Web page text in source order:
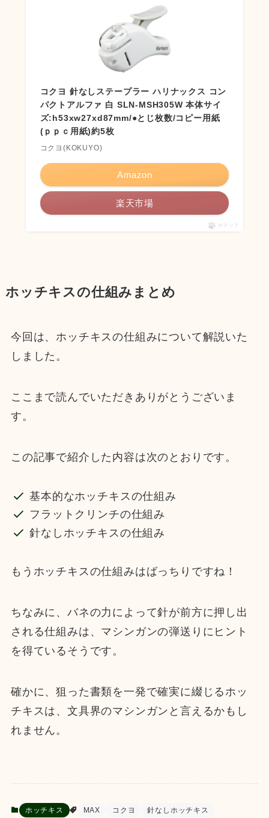
コクヨ 針なしステープラー ハリナックス コン
パクトアルファ 白 SLN-MSH305W 本体サイ
ズ:h53xw27xd87mm/●とじ枚数/コピー用紙
(ｐｐｃ用紙)約5枚
コクヨ(KOKUYO)
Amazon
楽天市場
ポチップ
ホッチキスの仕組みまとめ
今回は、ホッチキスの仕組みについて解説いた
しました。
ここまで読んでいただきありがとうございま
す。
この記事で紹介した内容は次のとおりです。
基本的なホッチキスの仕組み
フラットクリンチの仕組み
針なしホッチキスの仕組み
もうホッチキスの仕組みはばっちりですね！
ちなみに、バネの力によって針が前方に押し出
される仕組みは、マシンガンの弾送りにヒント
を得ているそうです。
確かに、狙った書類を一発で確実に綴じるホッ
チキスは、文具界のマシンガンと言えるかもし
れません。
ホッチキス MAX コクヨ 針なしホッチキス